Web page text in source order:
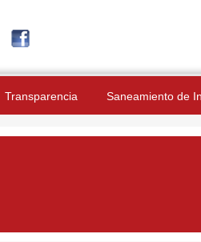
Transparencia Saneamiento de